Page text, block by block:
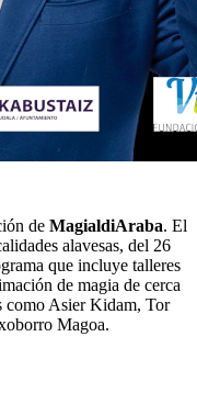
de MagialdiAraba. El
alavesas, del 26
que incluye talleres
de magia de cerca
como Asier Kidam, Tor
Magoa.